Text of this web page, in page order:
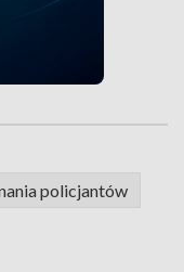
policjantów